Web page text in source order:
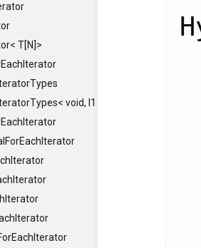
T[N]>
void, I1, I2 >